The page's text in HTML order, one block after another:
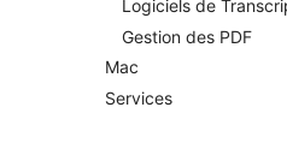
Logiciels de
Gestion des PDF
Mac
Services